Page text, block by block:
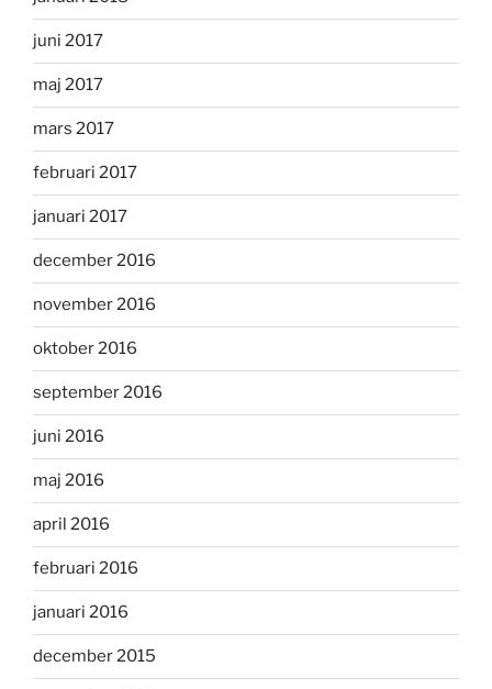
juni 2017
maj 2017
mars 2017
februari 2017
januari 2017
december 2016
november 2016
oktober 2016
september 2016
juni 2016
maj 2016
april 2016
februari 2016
januari 2016
december 2015